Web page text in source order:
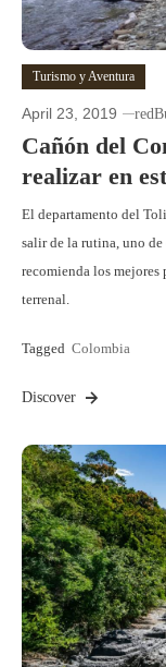
Turismo y Aventura
April 23, 2019
Cañón del
realizar en
El departamento del
salir de la rutina, uno
recomienda los mejores
terrenal.
Tagged Colombia
Discover